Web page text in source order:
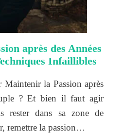
après des Années
Infaillibles
la Passion après
? Et bien il faut agir
rester dans sa zone de
remettre la passion…